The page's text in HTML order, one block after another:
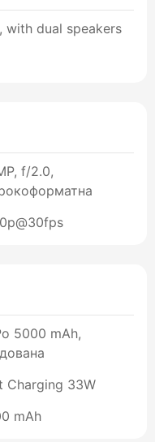
with dual speakers
f/2.0,
5000 mAh,
Charging 33W
mAh